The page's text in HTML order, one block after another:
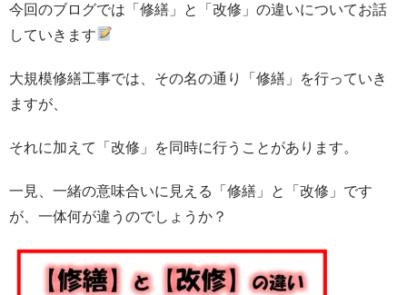
今回のブログでは「修繕」と「改修」の違いについてお話
していきます
大規模修繕工事では、その名の通り「修繕」を行っていき
ますが、
それに加えて「改修」を同時に行うことがあります。
一見、一緒の意味合いに見える「修繕」と「改修」です
が、 一体何が違うのでしょうか？